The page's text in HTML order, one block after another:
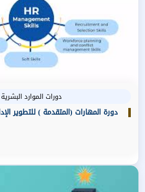
دورات الموارد البشرية
دورة المهارات (المتقدمة ) للتطوير